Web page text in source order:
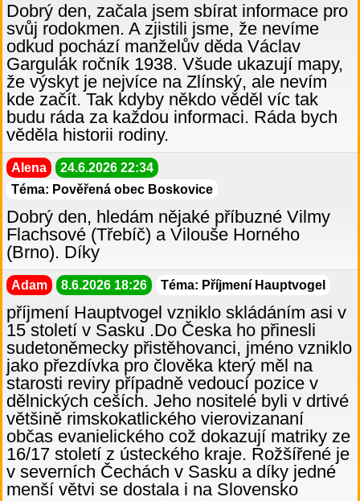
Dobrý den, začala jsem sbírat informace pro
svůj rodokmen. A zjistili jsme, že nevíme
odkud pochází manželův děda Václav
Gargulák ročník 1938. Všude ukazují mapy,
že výskyt je nejvíce na Zlínský, ale nevím
kde začít. Tak kdyby někdo věděl víc tak
budu ráda za každou informaci. Ráda bych
věděla historii rodiny.
Alena
24.6.2026 22:34
Téma: Pověřená obec Boskovice
Dobrý den, hledám nějaké příbuzné Vilmy
Flachsové (Třebíč) a Vilouše Horného
(Brno). Díky
Adam 8.6.2026 18:26 Téma: Příjmení Hauptvogel
příjmení Hauptvogel vzniklo skládáním asi v
15 století v Sasku .Do Česka ho přinesli
sudetoněmecky přistěhovanci, jméno vzniklo
jako přezdívka pro člověka který měl na
starosti reviry případně vedoucí pozice v
dělnických ceších. Jeho nositelé byli v drtivé
většině rimskokatlického vierovizananí
občas evanielického což dokazují matriky ze
16/17 století z ústeckého kraje. Rožšířené je
v severních Čechách v Sasku a díky jedné
menší větvi se dostala i na Slovensko